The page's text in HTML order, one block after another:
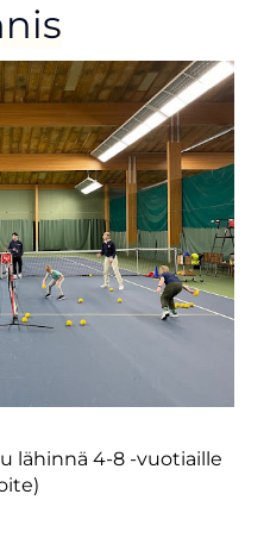
lähinnä 4-8 -vuotiaille